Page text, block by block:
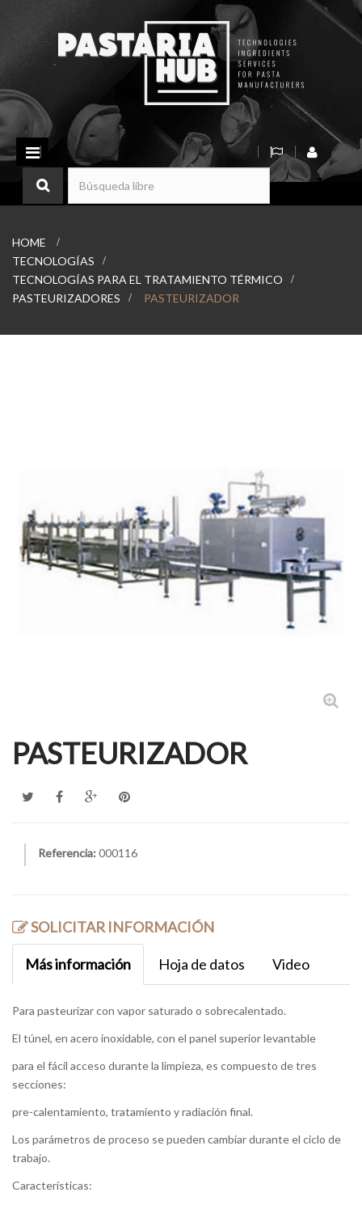
Navegación
Toggle
HOME
>
TECNOLOGÍAS
>
TECNOLOGÍAS PARA EL TRATAMIENTO TÉRMICO
>
PASTEURIZADORES
> PASTEURIZADOR
PASTEURIZADOR
Referencia: 000116
SOLICITAR INFORMACIÓN
Más información Hoja de datos Video
Para pasteurizar con vapor saturado o sobrecalentado.
El túnel, en acero inoxidable, con el panel superior levantable
para el fácil acceso durante la limpieza, es compuesto de tres
secciones:
pre-calentamiento, tratamiento y radiación final.
Los parámetros de proceso se pueden cambiar durante el ciclo de
trabajo.
Características: